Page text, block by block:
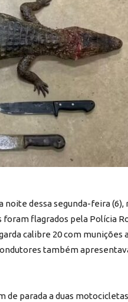
dessa segunda-feira (6),
foram flagrados pela Polícia
calibre 20 com munições
também
parada a duas